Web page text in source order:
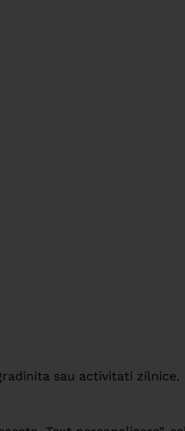
sau activitati zilnice.